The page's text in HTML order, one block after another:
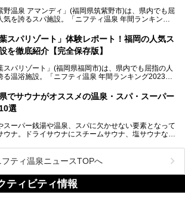
パー銭湯を一挙ご紹介します。
野温泉 アマンディ」(福岡県筑紫野市)は、県内でも屈
気を誇るスパ施設。「ニフティ温泉 年間ランキング2
で賑わっています。
今回は、ニフティ温泉ライターである筆者が現地訪
併設するレストランを体験し、それらの全貌を徹底紹
す！
葉スパリゾート」体験レポート！福岡の人気ス
を徹底紹介【完全保存版】
スパリゾート」(福岡県福岡市)は、県内でも屈指の人
る温浴施設。「ニフティ温泉 年間ランキング2023」
で賑わっています。
今回は、ニフティ温泉ライターである筆者が現地体
メント・宿泊施設・グルメ・その他施設まで、多彩な
と魅力を徹底紹介します！
でサウナがオススメの温泉・スパ・スーパー
選
スーパー銭湯や温泉、スパに欠かせない要素となって
ウナ。ドライサウナにスチームサウナ、塩サウナな
、ロウリュウなど、心ゆくまで楽しむためのサービス
した施設も多くみられます。
そんなサウナにこだわった、福岡県内のオススメ温
湯・スパを10件紹介したいと思います！
フティ温泉ニュースTOPへ
ティビティ情報